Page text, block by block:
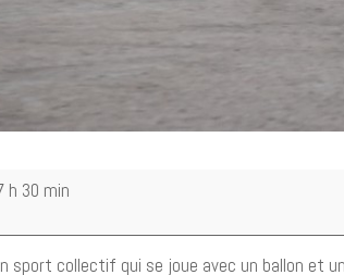
h 30 min
sport collectif qui se joue avec un ballon et